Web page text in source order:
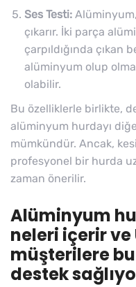
Ses Testi:
çıkarır. İki parça
çarpıldığında çıkan
alüminyum olup
olabilir.
Bu özelliklerle birlikte,
alüminyum hurdayı
mümkündür. Ancak,
profesyonel bir hurda
zaman önerilir.
Alüminyum
neleri içerir ve
müşterilere
destek